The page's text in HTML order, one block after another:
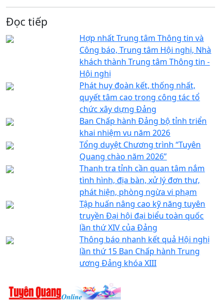
Đọc tiếp
Hợp nhất Trung tâm Thông tin và
Công báo, Trung tâm Hội nghị, Nhà
khách thành Trung tâm Thông tin -
Hội nghị
Phát huy đoàn kết, thống nhất,
quyết tâm cao trong công tác tổ
chức xây dựng Đảng
Ban Chấp hành Đảng bộ tỉnh triển
khai nhiệm vụ năm 2026
Tổng duyệt Chương trình “Tuyên
Quang chào năm 2026”
Thanh tra tỉnh cần quan tâm nắm
tình hình, địa bàn, xử lý đơn thư,
phát hiện, phòng ngừa vi phạm
Tập huấn nâng cao kỹ năng tuyên
truyền Đại hội đại biểu toàn quốc
lần thứ XIV của Đảng
Thông báo nhanh kết quả Hội nghị
lần thứ 15 Ban Chấp hành Trung
ương Đảng khóa XIII